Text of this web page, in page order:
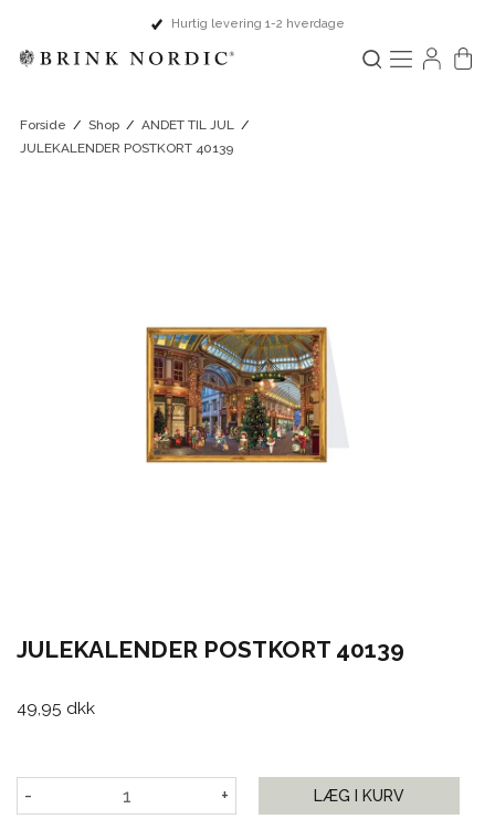
Hurtig levering 1-2 hverdage
Forside / Shop / ANDET TIL JUL /
JULEKALENDER POSTKORT 40139
JULEKALENDER POSTKORT 40139
49,95 dkk
- + LÆG I KURV